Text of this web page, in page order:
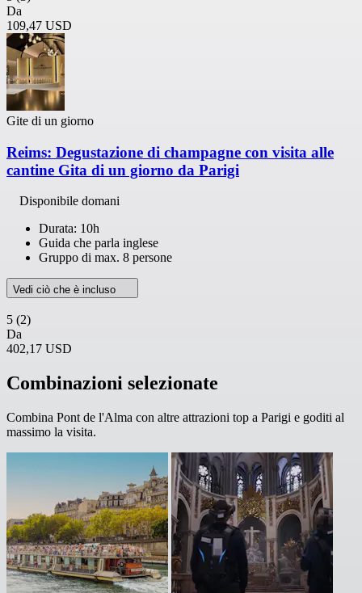
Da
109,47 USD
Gite di un giorno
Reims: Degustazione di champagne con visita alle
cantine Gita di un giorno da Parigi
Disponibile domani
Durata: 10h
Guida che parla inglese
Gruppo di max. 8 persone
Vedi ciò che è incluso
5 (2)
Da
402,17 USD
Combinazioni selezionate
Combina Pont de l'Alma con altre attrazioni top a Parigi e goditi al
massimo la visita.